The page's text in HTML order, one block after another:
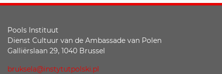
Pools Instituut
Dienst Cultuur van de Ambassade van Polen
Galliërslaan 29, 1040 Brussel
bruksela@instytutpolski.pl